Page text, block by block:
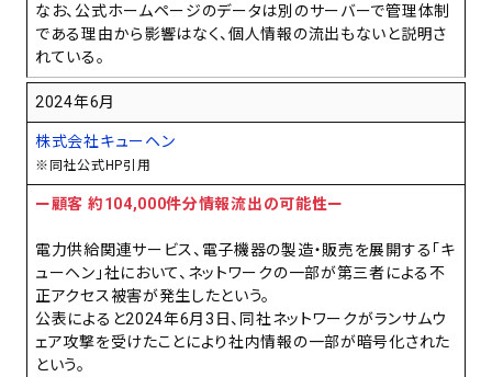
なお、公式ホームページのデータは別のサーバーで管理体制
である理由から影響はなく、個人情報の流出もないと説明さ
れている。
2024年6月
株式会社キューヘン
※同社公式HP引用
ー顧客 約104,000件分情報流出の可能性ー
電力供給関連サービス、電子機器の製造・販売を展開する「キ
ューヘン」社において、ネットワークの一部が第三者による不
正アクセス被害が発生したという。
公表によると2024年6月3日、同社ネットワークがランサムウ
ェア攻撃を受けたことにより社内情報の一部が暗号化された
という。